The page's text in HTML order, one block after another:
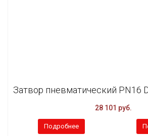
Затвор пневматический PN16
28 101 руб.
Подробнее